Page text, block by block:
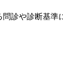
診や診断基準